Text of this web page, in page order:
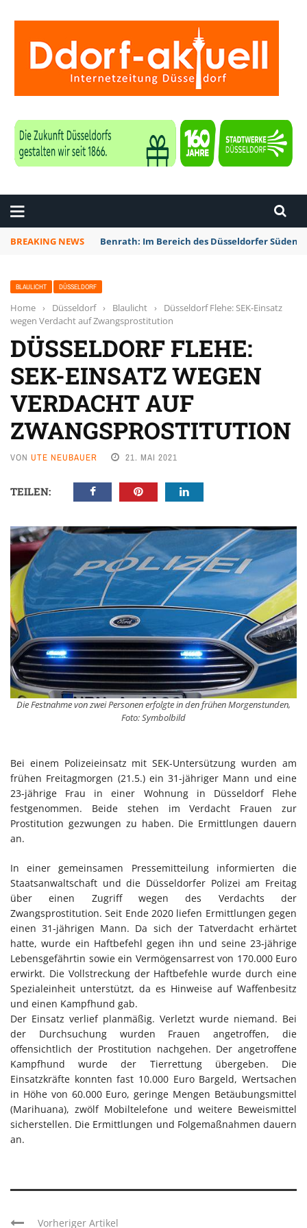
BREAKING NEWS Benrath: Im Bereich des Düsseldorfer
BLAULICHT DÜSSELDORF
Home › Düsseldorf › Blaulicht ›
Düsseldorf Flehe: SEK-Einsatz
wegen Verdacht auf Zwangsprostitution
DÜSSELDORF FLEHE:
SEK-EINSATZ WEGEN
VERDACHT AUF
ZWANGSPROSTITUTION
VON UTE NEUBAUER 21. MAI 2021
TEILEN:
Die Festnahme von zwei Personen erfolgte in den frühen Morgenstunden,
Foto: Symbolbild
Bei einem Polizeieinsatz mit SEK-Untersützung wurden am
frühen Freitagmorgen (21.5.) ein 31-jähriger Mann und eine
23-jährige Frau in einer Wohnung in Düsseldorf Flehe
festgenommen. Beide stehen im Verdacht Frauen zur
Prostitution gezwungen zu haben. Die Ermittlungen dauern
an.
In einer gemeinsamen Pressemitteilung informierten die
Staatsanwaltschaft und die Düsseldorfer Polizei am Freitag
über einen Zugriff wegen des Verdachts der
Zwangsprostitution. Seit Ende 2020 liefen Ermittlungen gegen
einen 31-jährigen Mann. Da sich der Tatverdacht erhärtet
hatte, wurde ein Haftbefehl gegen ihn und seine 23-jährige
Lebensgefährtin sowie ein Vermögensarrest von 170.000 Euro
erwirkt. Die Vollstreckung der Haftbefehle wurde durch eine
Spezialeinheit unterstützt, da es Hinweise auf Waffenbesitz
und einen Kampfhund gab.
Der Einsatz verlief planmäßig. Verletzt wurde niemand. Bei
der Durchsuchung wurden Frauen angetroffen, die
offensichtlich der Prostitution nachgehen. Der angetroffene
Kampfhund wurde der Tierrettung übergeben. Die
Einsatzkräfte konnten fast 10.000 Euro Bargeld, Wertsachen
in Höhe von 60.000 Euro, geringe Mengen Betäubungsmittel
(Marihuana), zwölf Mobiltelefone und weitere Beweismittel
sicherstellen. Die Ermittlungen und Folgemaßnahmen dauern
an.
Vorheriger Artikel